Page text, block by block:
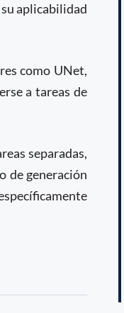
aplicabilidad
como UNet,
a tareas de
separadas,
de generación